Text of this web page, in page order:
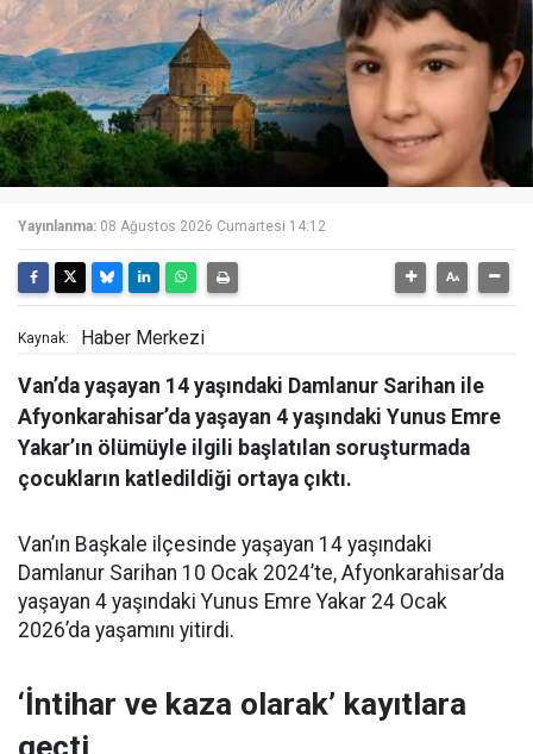
Yayınlanma: 08 Ağustos 2026 Cumartesi 14:12
Kaynak: Haber Merkezi
Van’da yaşayan 14 yaşındaki Damlanur Sarihan ile
Afyonkarahisar’da yaşayan 4 yaşındaki Yunus Emre
Yakar’ın ölümüyle ilgili başlatılan soruşturmada
çocukların katledildiği ortaya çıktı.
Van’ın Başkale ilçesinde yaşayan 14 yaşındaki
Damlanur Sarihan 10 Ocak 2024’te, Afyonkarahisar’da
yaşayan 4 yaşındaki Yunus Emre Yakar 24 Ocak
2026’da yaşamını yitirdi.
‘İntihar ve kaza olarak’ kayıtlara